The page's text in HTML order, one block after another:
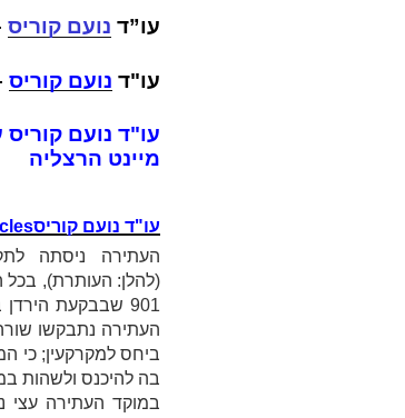
עו”ד נועם קוריס
עו"ד נועם קוריס
עו"ד נועם קוריס
מיינט הרצליה
עו"ד נועם קוריס
העתירה ניסתה
(להלן: העותרת), בכל
901 שבבקעת הירדן באזור יהודה ושומרון (להלן גם:
העתירה נתבקשו
ביחס למקרקעין; כי
בה להיכנס ולשהות